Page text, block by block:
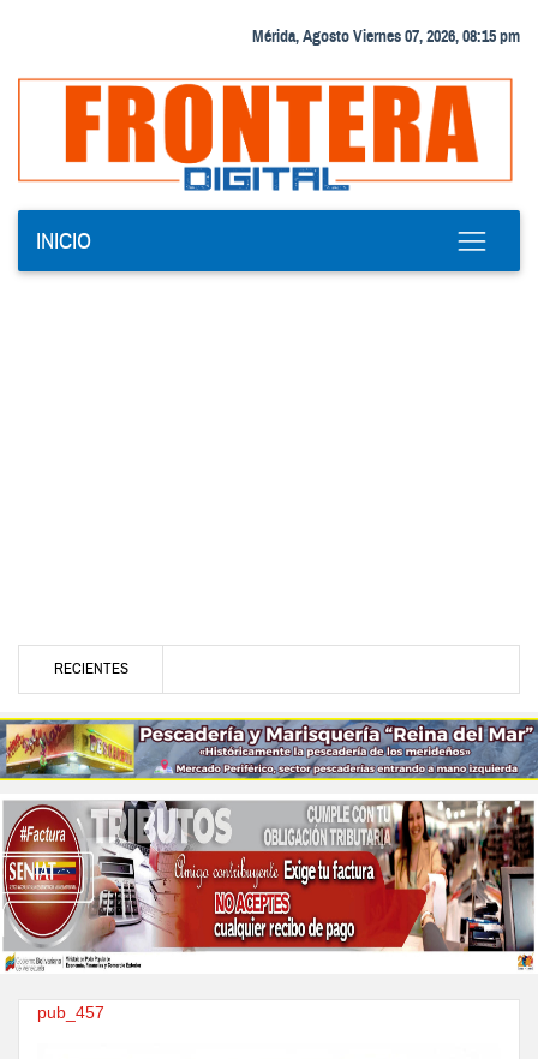
Mérida, Agosto Viernes 07, 2026, 08:15 pm
INICIO
RECIENTES
pub_457